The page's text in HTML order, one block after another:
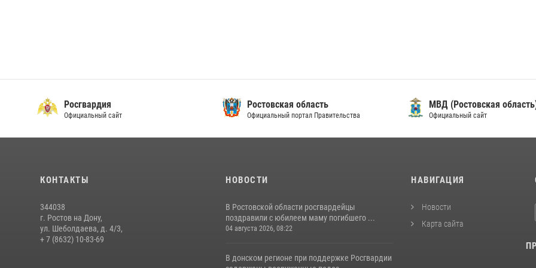
Росгвардия
Официальный сайт
Ростовская область
Официальный портал Правительства
МВД (Ростовская
Официальный сайт
КОНТАКТЫ
344038
г. Ростов на Дону,
ул. Шеболдаева, д. 4/3,
+ 7 (8632) 10-83-69
НОВОСТИ
В Ростовской области росгвардейцы
поздравили с юбилеем маму погибшего ...
04 августа 2026, 08:22
В донском регионе при поддержке Росгвардии
НАВИГАЦИЯ
Новости
Карта сайта